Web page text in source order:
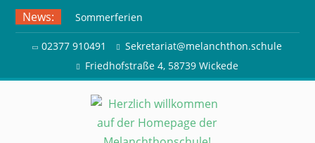
Skip
content
News:
Sommerferien
Ausflug zur Freilichtbühne
Herdringen
02377 910491
Sekretariat@melanchthon.schule
Friedhofstraße 4, 58739 Wickede